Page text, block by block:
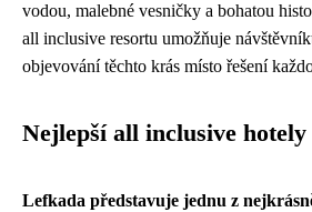
vodou, malebné vesničky a bohatou
all inclusive resortu umožňuje
objevování těchto krás místo řešení
Nejlepší all inclusive
Lefkada představuje jednu z